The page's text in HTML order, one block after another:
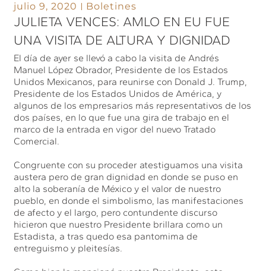
julio 9, 2020 Boletines
JULIETA VENCES: AMLO EN EU FUE
UNA VISITA DE ALTURA Y DIGNIDAD
El día de ayer se llevó a cabo la visita de Andrés
Manuel López Obrador, Presidente de los Estados
Unidos Mexicanos, para reunirse con Donald J. Trump,
Presidente de los Estados Unidos de América, y
algunos de los empresarios más representativos de los
dos países, en lo que fue una gira de trabajo en el
marco de la entrada en vigor del nuevo Tratado
Comercial.
Congruente con su proceder atestiguamos una visita
austera pero de gran dignidad en donde se puso en
alto la soberanía de México y el valor de nuestro
pueblo, en donde el simbolismo, las manifestaciones
de afecto y el largo, pero contundente discurso
hicieron que nuestro Presidente brillara como un
Estadista, a tras quedo esa pantomima de
entreguismo y pleitesías.